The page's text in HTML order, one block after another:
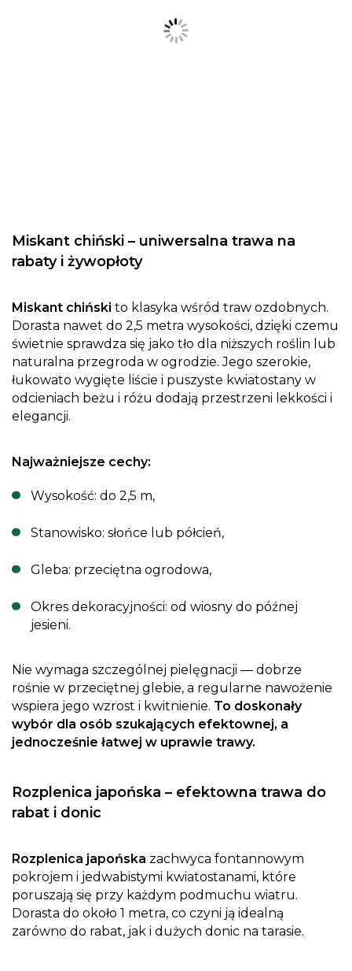
Miskant chiński – uniwersalna trawa na
rabaty i żywopłoty
Miskant chiński to klasyka wśród traw ozdobnych.
Dorasta nawet do 2,5 metra wysokości, dzięki czemu
świetnie sprawdza się jako tło dla niższych roślin lub
naturalna przegroda w ogrodzie. Jego szerokie,
łukowato wygięte liście i puszyste kwiatostany w
odcieniach beżu i różu dodają przestrzeni lekkości i
elegancji.
Najważniejsze cechy:
Wysokość: do 2,5 m,
Stanowisko: słońce lub półcień,
Gleba: przeciętna ogrodowa,
Okres dekoracyjności: od wiosny do późnej
jesieni.
Nie wymaga szczególnej pielęgnacji — dobrze
rośnie w przeciętnej glebie, a regularne nawożenie
wspiera jego wzrost i kwitnienie. To doskonały
wybór dla osób szukających efektownej, a
jednocześnie łatwej w uprawie trawy.
Rozplenica japońska – efektowna trawa do
rabat i donic
Rozplenica japońska zachwyca fontannowym
pokrojem i jedwabistymi kwiatostanami, które
poruszają się przy każdym podmuchu wiatru.
Dorasta do około 1 metra, co czyni ją idealną
zarówno do rabat, jak i dużych donic na tarasie.